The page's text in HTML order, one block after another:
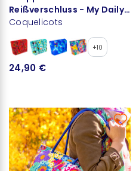
Reißverschluss - My Daily
Bag
Coquelicots
+10
24,90 €